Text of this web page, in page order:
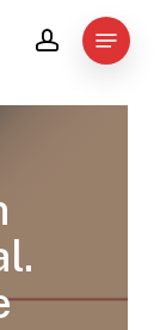
account
Menu